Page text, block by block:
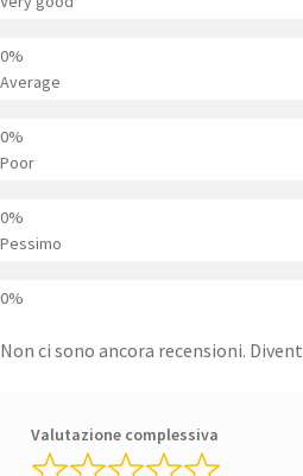
Average
Poor
Pessimo
Non ci sono ancora recensioni.
Valutazione complessiva